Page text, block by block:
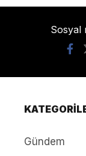
Sosyal
Gündem